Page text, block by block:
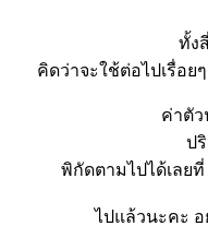
ทั้ง
คิดว่าจะใช้ต่อไปเรื่อ
ค่าตัว
ป
พิกัดตามไปได้เลย
ไปแล้วนะคะ